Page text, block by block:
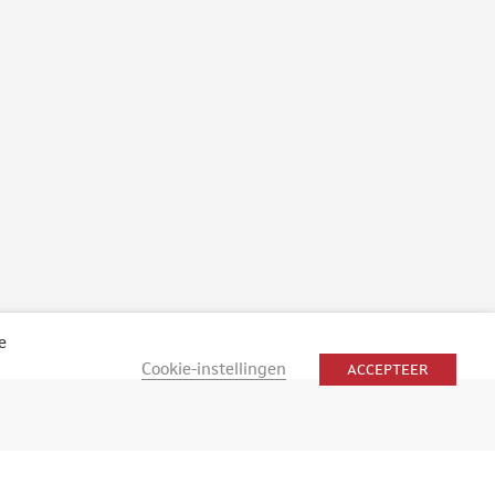
Cookie-instellingen
ACCEPTEER